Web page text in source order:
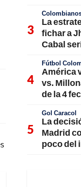
La
fichar a
Cabal
Fútbol
América
vs.
de la 4
Gol Caracol
La
Madrid
poco del